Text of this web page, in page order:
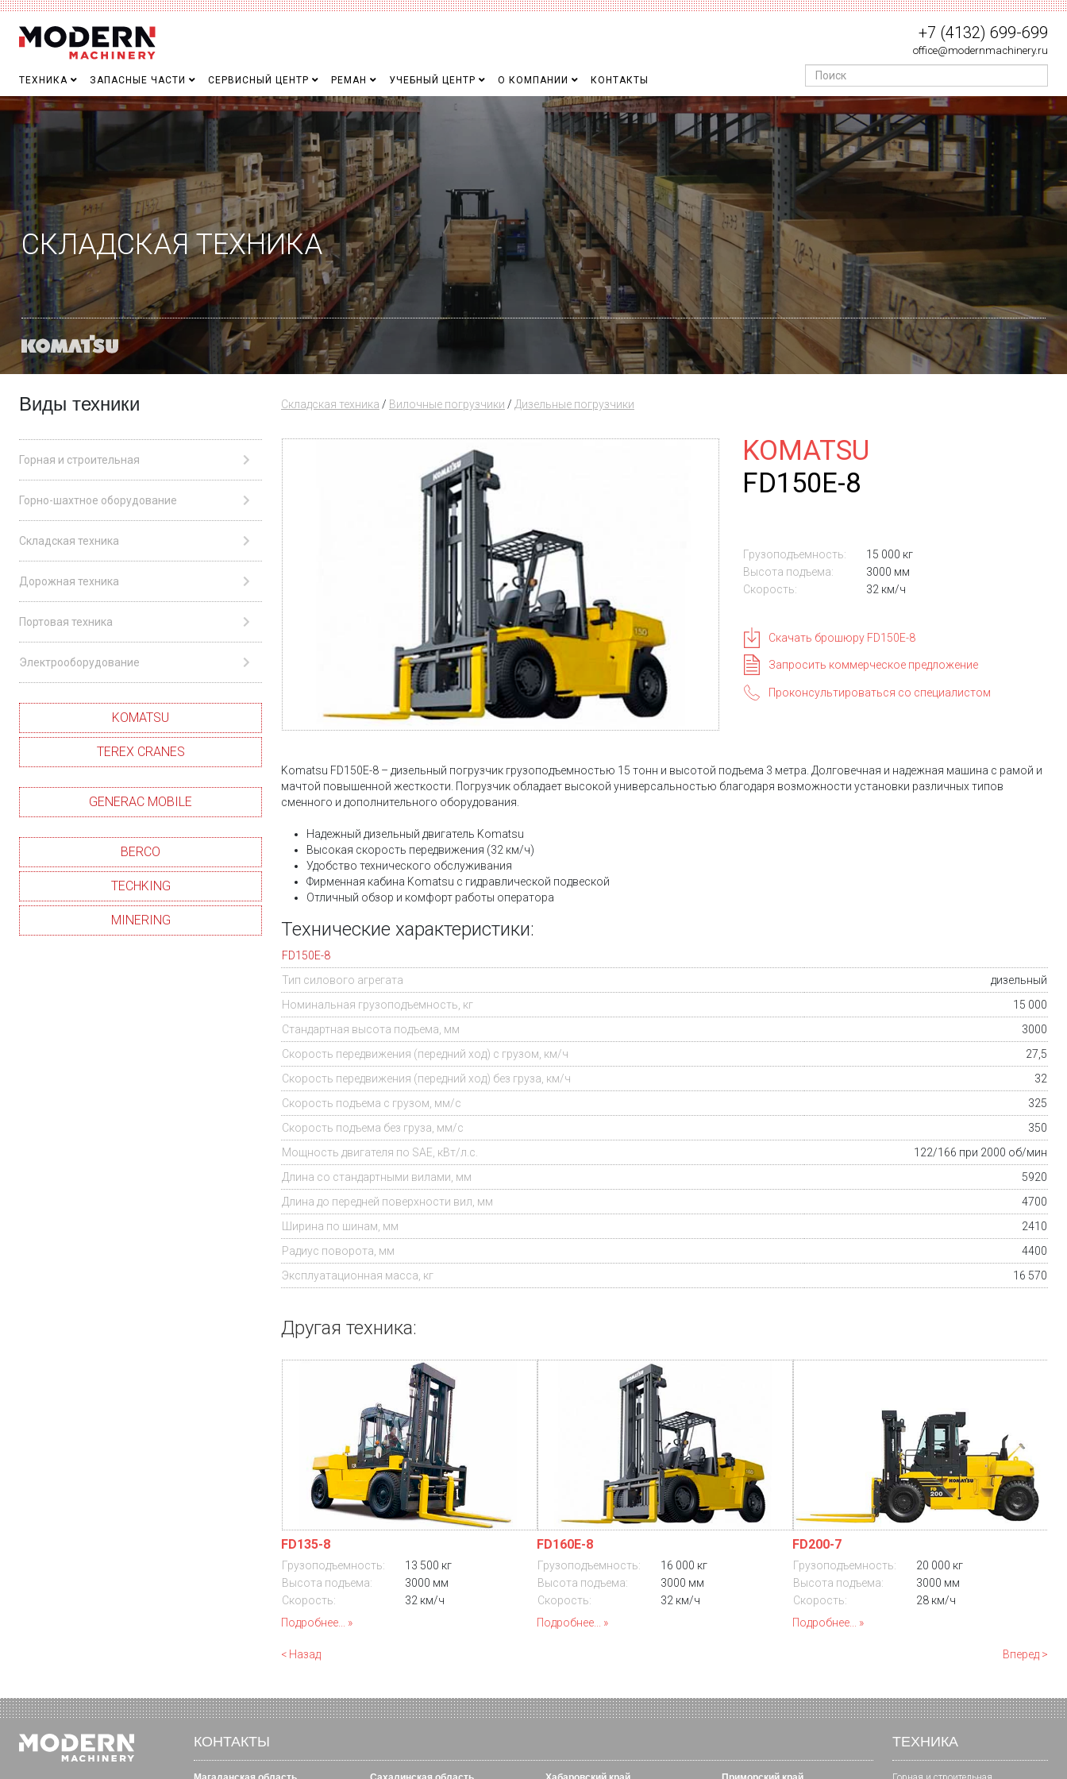
+7 (4132) 699-699
office@modernmachinery.ru
ТЕХНИКА ЗАПАСНЫЕ ЧАСТИ СЕРВИСНЫЙ ЦЕНТР РЕМАН УЧЕБНЫЙ ЦЕНТР О КОМПАНИИ КОНТАКТЫ
СКЛАДСКАЯ ТЕХНИКА
Виды техники
Горная и строительная
Горно-шахтное оборудование
Складская техника
Дорожная техника
Портовая техника
Электрооборудование
KOMATSU
TEREX CRANES
GENERAC MOBILE
BERCO
TECHKING
MINERING
Складская техника / Вилочные погрузчики / Дизельные погрузчики
KOMATSU
FD150E-8
Грузоподъемность:
15 000 кг
Высота подъема:
3000 мм
Скорость:
32 км/ч
Скачать брошюру FD150E-8
Запросить коммерческое предложение
Проконсультироваться со специалистом
Komatsu FD150Е-8 – дизельный погрузчик грузоподъемностью 15 тонн и высотой подъема 3 метра. Долговечная и надежная машина с рамой и
мачтой повышенной жесткости. Погрузчик обладает высокой универсальностью благодаря возможности установки различных типов
сменного и дополнительного оборудования.
Надежный дизельный двигатель Komatsu
Высокая скорость передвижения (32 км/ч)
Удобство технического обслуживания
Фирменная кабина Komatsu с гидравлической подвеской
Отличный обзор и комфорт работы оператора
Технические характеристики:
FD150E-8
Тип силового агрегата
дизельный
Номинальная грузоподъемность, кг
15 000
Стандартная высота подъема, мм
3000
Скорость передвижения (передний ход) с грузом, км/ч
27,5
Скорость передвижения (передний ход) без груза, км/ч
32
Скорость подъема с грузом, мм/с
325
Скорость подъема без груза, мм/с
350
Мощность двигателя по SAE, кВт/л.с.
122/166 при 2000 об/мин
Длина со стандартными вилами, мм
5920
Длина до передней поверхности вил, мм
4700
Ширина по шинам, мм
2410
Радиус поворота, мм
4400
Эксплуатационная масса , кг 16 570
Другая техника:
FD135-8
Грузоподъемность:
13 500 кг
Высота подъема:
3000 мм
Скорость:
32 км/ч
Подробнее...
FD160E-8
Грузоподъемность:
16 000 кг
Высота подъема:
3000 мм
Скорость:
32 км/ч
Подробнее...
FD200-7
Грузоподъемность:
20 000 кг
Высота подъема:
3000 мм
Скорость:
28 км/ч
Подробнее...
< Назад Вперед >
КОНТАКТЫ ТЕХНИКА